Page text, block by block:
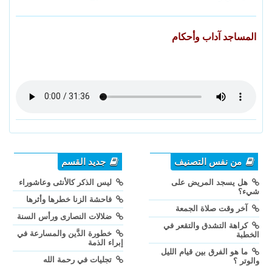
المساجد آداب وأحكام
من نفس التصنيف
هل يسجد المريض على
شيء؟
آخر وقت صلاة الجمعة
كراهة التشدق والتقعر في
الخطبة
ما هو الفرق بين قيام الليل
والوتر ؟
جديد القسم
ليس الذكر كالأنثى وعاشوراء
فاحشة الزنا خطرها وأثرها
ضلالات النصارى ورأس السنة
خطورة الدَّين والمسارعة في
إبراء الذمة
تجليات في رحمة الله